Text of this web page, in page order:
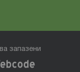
запазени